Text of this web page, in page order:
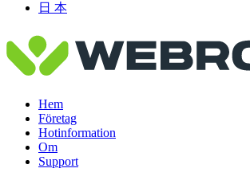
日 本
Hem
Företag
Hotinformation
Om
Support